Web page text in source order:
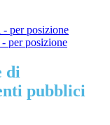
per posizione
per posizione
di
pubblici